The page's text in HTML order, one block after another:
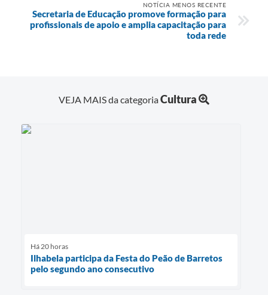
NOTÍCIA MENOS RECENTE
Secretaria de Educação promove formação para
profissionais de apoio e amplia capacitação para
toda rede
VEJA MAIS da categoriaCultura
Há 20 horas
Ilhabela participa da Festa do Peão de Barretos
pelo segundo ano consecutivo